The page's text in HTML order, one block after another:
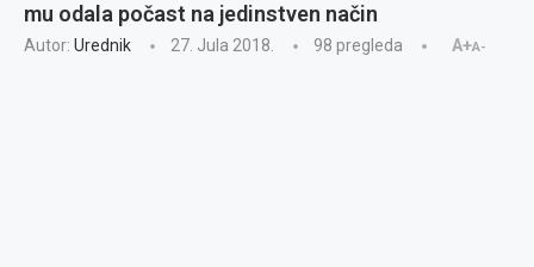
mu odala počast na jedinstven način
Autor: Urednik 27. Jula 2018. 98 pregleda A+A-